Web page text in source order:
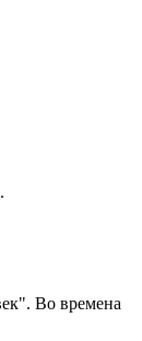
Во времена